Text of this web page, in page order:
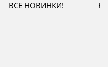
ВСЕ НОВИНКИ!